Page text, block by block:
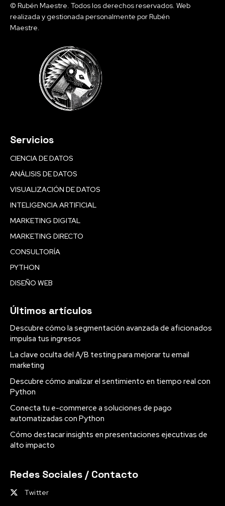
© Rubén Maestre. Todos los derechos reservados. Web
realizada y gestionada personalmente por Rubén
Maestre.
Servicios
CIENCIA DE DATOS
ANÁLISIS DE DATOS
VISUALIZACIÓN DE DATOS
INTELIGENCIA ARTIFICIAL
MARKETING DIGITAL
MARKETING DIRECTO
CONSULTORÍA
PYTHON
DISEÑO WEB
Últimos artículos
Descubre cómo la segmentación avanzada de aficionados
impulsa tus ingresos
La clave oculta del A/B testing para mejorar tu email
marketing
Descubre cómo analizar el sentimiento en tiempo real con
Python
Conecta tu e-commerce a soluciones de pago
automatizadas con Python
Cómo destacar insights en presentaciones ejecutivas de
alto impacto
Redes Sociales / Contacto
Twitter